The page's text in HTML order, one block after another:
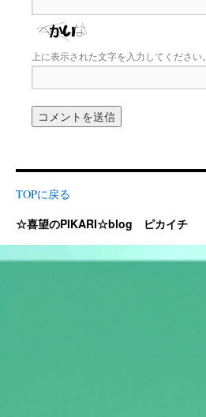
上に表示された文字を入力してください。
TOPに戻る
☆喜望のPIKARI☆blog ピカイチ